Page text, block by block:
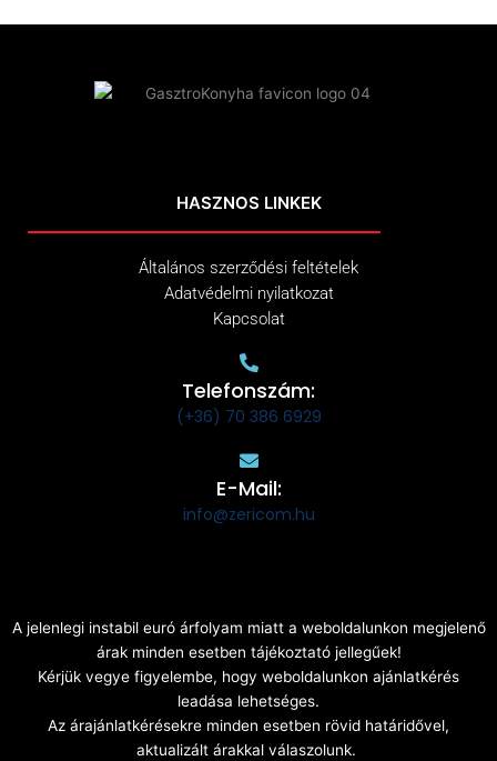
HASZNOS LINKEK
Általános szerződési feltételek
Adatvédelmi nyilatkozat
Kapcsolat
Telefonszám:
(+36) 70 386 6929
E-Mail:
info@zericom.hu
A jelenlegi instabil euró árfolyam miatt a weboldalunkon megjelenő
árak minden esetben tájékoztató jellegűek!
Kérjük vegye figyelembe, hogy weboldalunkon ajánlatkérés
leadása lehetséges.
Az árajánlatkérésekre minden esetben rövid határidővel,
aktualizált árakkal válaszolunk.